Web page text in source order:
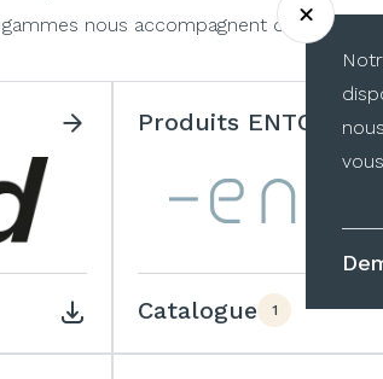
nous accompagnent depuis des
Produits ENTO
Catalogue 1